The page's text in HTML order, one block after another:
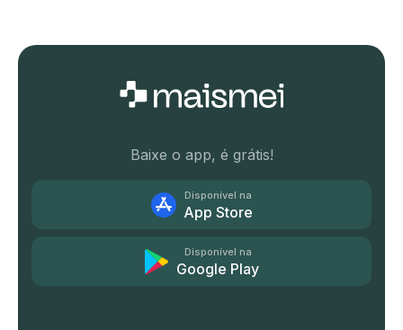
Baixe o app, é grátis!
Disponível na
App Store
Disponível na
Google Play